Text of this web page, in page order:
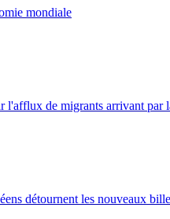
mondiale
l'afflux de migrants arrivant par
détournent les nouveaux